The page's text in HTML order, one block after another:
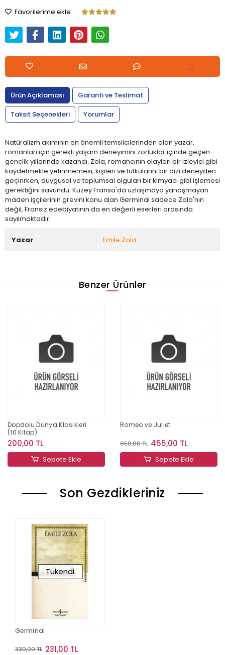
Favorilerime ekle
Ürün Açıklaması
Garanti ve Teslimat
Taksit Seçenekleri
Yorumlar
Natüralizm akımının en önemli temsilcilerinden olan yazar,
romanları için gerekli yaşam deneyimini zorluklar içinde geçen
gençlik yıllarında kazandı. Zola, romancının olayları bir izleyici gibi
kaydetmekle yetinmemesi, kişileri ve tutkularını bir dizi deneyden
geçirirken, duygusal ve toplumsal olguları bir kimyacı gibi işlemesi
gerektiğini savundu. Kuzey Fransa'da uzlaşmaya yanaşmayan
maden işçilerinin grevini konu alan Germinal sadece Zola'nın
değil, Fransız edebiyatının da en değerli eserleri arasında
sayılmaktadır.
Yazar Emile Zola
Benzer Ürünler
Dopdolu Dünya Klasikleri
(10 Kitap)
200,00 TL
Sepete Ekle
Romeo ve Juliet
650,00 TL 455,00 TL
Sepete Ekle
Son Gezdikleriniz
Tükendi
Germinal
330,00 TL 231,00 TL